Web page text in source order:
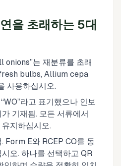
을 초래하는 5대
onions”는 재분류를 초래
bulbs, Allium cepa
사용하십시오.
라고 표기했으나 인보
기재됨. 모든 서류에서
지하십시오.
Form E와 RCEP CO를 동
오. 하나를 선택하고 QR